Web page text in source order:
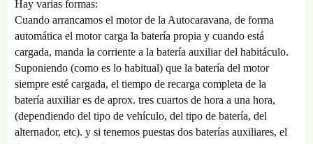
Hay varias formas:
Cuando arrancamos el motor de la Autocaravana, de forma
automática el motor carga la batería propia y cuando está
cargada, manda la corriente a la batería auxiliar del habitáculo.
Suponiendo (como es lo habitual) que la batería del motor
siempre esté cargada, el tiempo de recarga completa de la
batería auxiliar es de aprox. tres cuartos de hora a una hora,
(dependiendo del tipo de vehículo, del tipo de batería, del
alternador, etc). y si tenemos puestas dos baterías auxiliares, el